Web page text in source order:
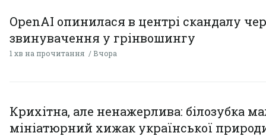
OpenAI опинилася в центрі скандалу
звинувачення у грінвошингу
1 хв на прочитання Вчора
Крихітна, але ненажерлива: білозубка
мініатюрний хижак української